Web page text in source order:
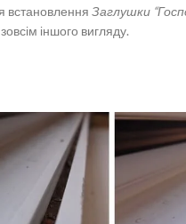
встановлення Заглушки
іншого вигляду.